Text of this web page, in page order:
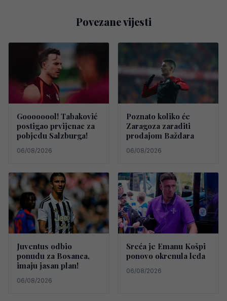
Povezane vijesti
Goooooool! Tabaković
postigao prvijenac za
pobjedu Salzburga!
06/08/2026
Poznato koliko će
Zaragoza zaraditi
prodajom Baždara
06/08/2026
Juventus odbio
ponudu za Bosanca,
imaju jasan plan!
06/08/2026
Sreća je Emanu Košpi
ponovo okrenula leđa
06/08/2026